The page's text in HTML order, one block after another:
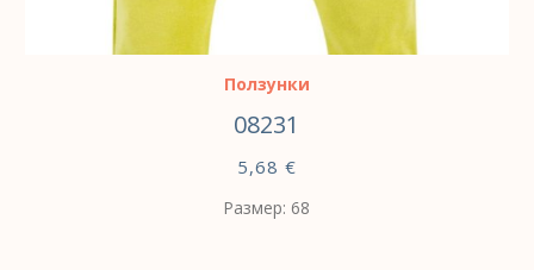
ВЫБЕРИТЕ ПАРАМЕТРЫ
Ползунки
08231
5,68 €
Размер: 68